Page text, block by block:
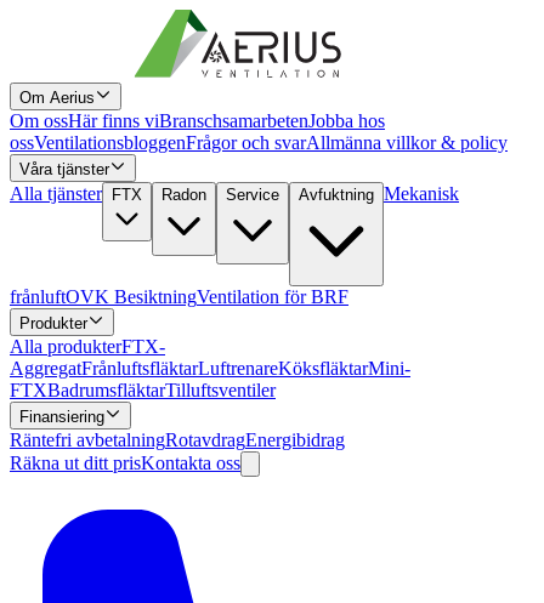
Om Aerius
Om ossHär finns viBranschsamarbetenJobba hos
ossVentilationsbloggenFrågor och svarAllmänna villkor & policy
Våra tjänster
Alla tjänster FTX Radon Service Avfuktning Mekanisk
frånluftOVK BesiktningVentilation för BRF
Produkter
Alla produkterFTX-
AggregatFrånluftsfläktarLuftrenareKöksfläktarMini-
FTXBadrumsfläktarTilluftsventiler
Finansiering
Räntefri avbetalningRotavdragEnergibidrag
Räkna ut ditt prisKontakta oss